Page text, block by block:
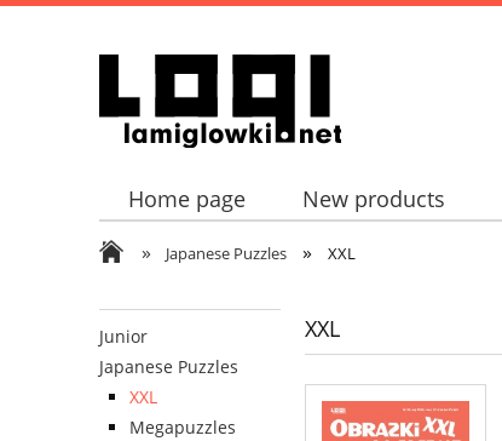
Home page New products
» Japanese Puzzles » XXL
Junior
Japanese Puzzles
XXL
Megapuzzles
XXL